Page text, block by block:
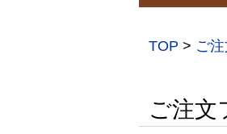
TOP > ご
ご注文